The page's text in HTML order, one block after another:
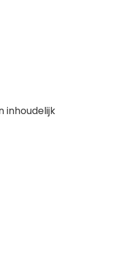
inhoudelijk